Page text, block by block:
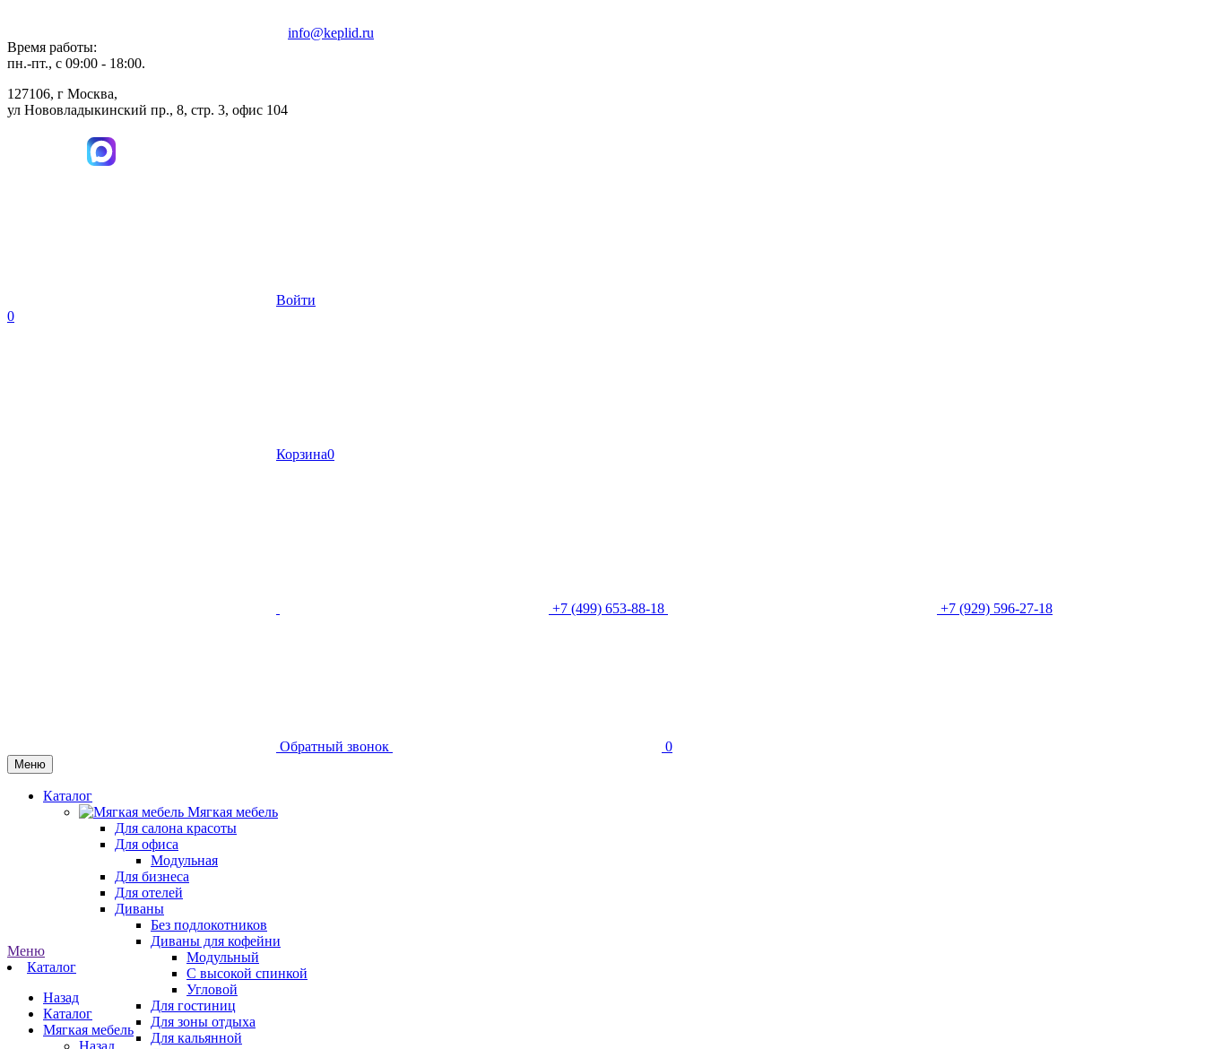
Время работы:
пн.-пт., с 09:00 - 18:00.
127106, г Москва,
ул Нововладыкинский пр., 8, стр. 3, офис 104
info@keplid.ru
Войти
0
Корзина0
+7 (499) 653-88-18 +7 (929) 596-27-18
Обратный звонок 0
Меню
Каталог
Мягкая мебель
Для салона красоты
Для офиса
Модульная
Для бизнеса
Для отелей
Диваны
Без подлокотников
Диваны для кофейни
Модульный
С высокой спинкой
Угловой
Для гостиниц
Для зоны отдыха
Для кальянной
Меню
Каталог
Назад
Каталог
Мягкая мебель
Назад